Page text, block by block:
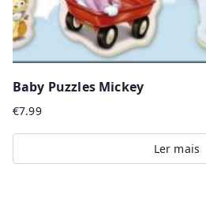
Baby Puzzles Mickey
€7.99
Ler mais